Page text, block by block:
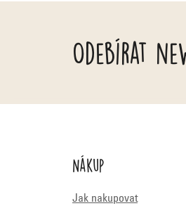
Odebírat
Nákup
Jak nakupovat